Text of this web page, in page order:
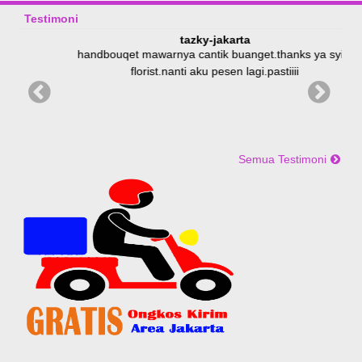
Testimoni
tazky-jakarta
handbouqet mawarnya cantik buanget.thanks ya syifa
florist.nanti aku pesen lagi.pastiiii
Semua Testimoni